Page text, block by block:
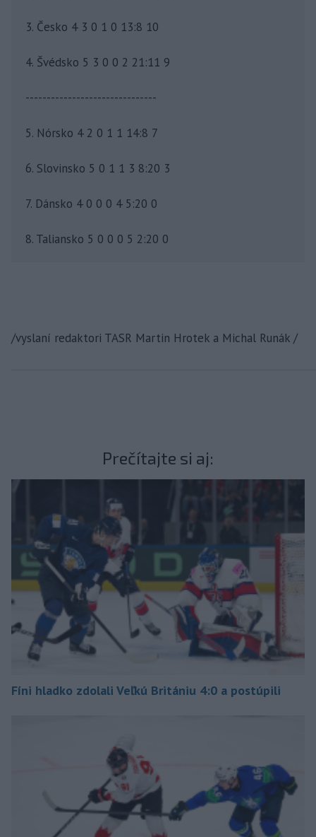
3. Česko 4 3 0 1 0 13:8 10
4. Švédsko 5 3 0 0 2 21:11 9
-------------------------------
5. Nórsko 4 2 0 1 1 14:8 7
6. Slovinsko 5 0 1 1 3 8:20 3
7. Dánsko 4 0 0 0 4 5:20 0
8. Taliansko 5 0 0 0 5 2:20 0
/vyslaní redaktori TASR Martin Hrotek a Michal Runák /
Prečítajte si aj:
Fíni hladko zdolali Veľkú Britániu 4:0 a postúpili